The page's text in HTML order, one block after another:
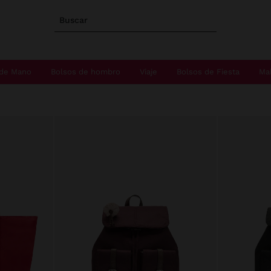
Buscar
Mano Bolsos de hombro Viaje Bolsos de Fiesta